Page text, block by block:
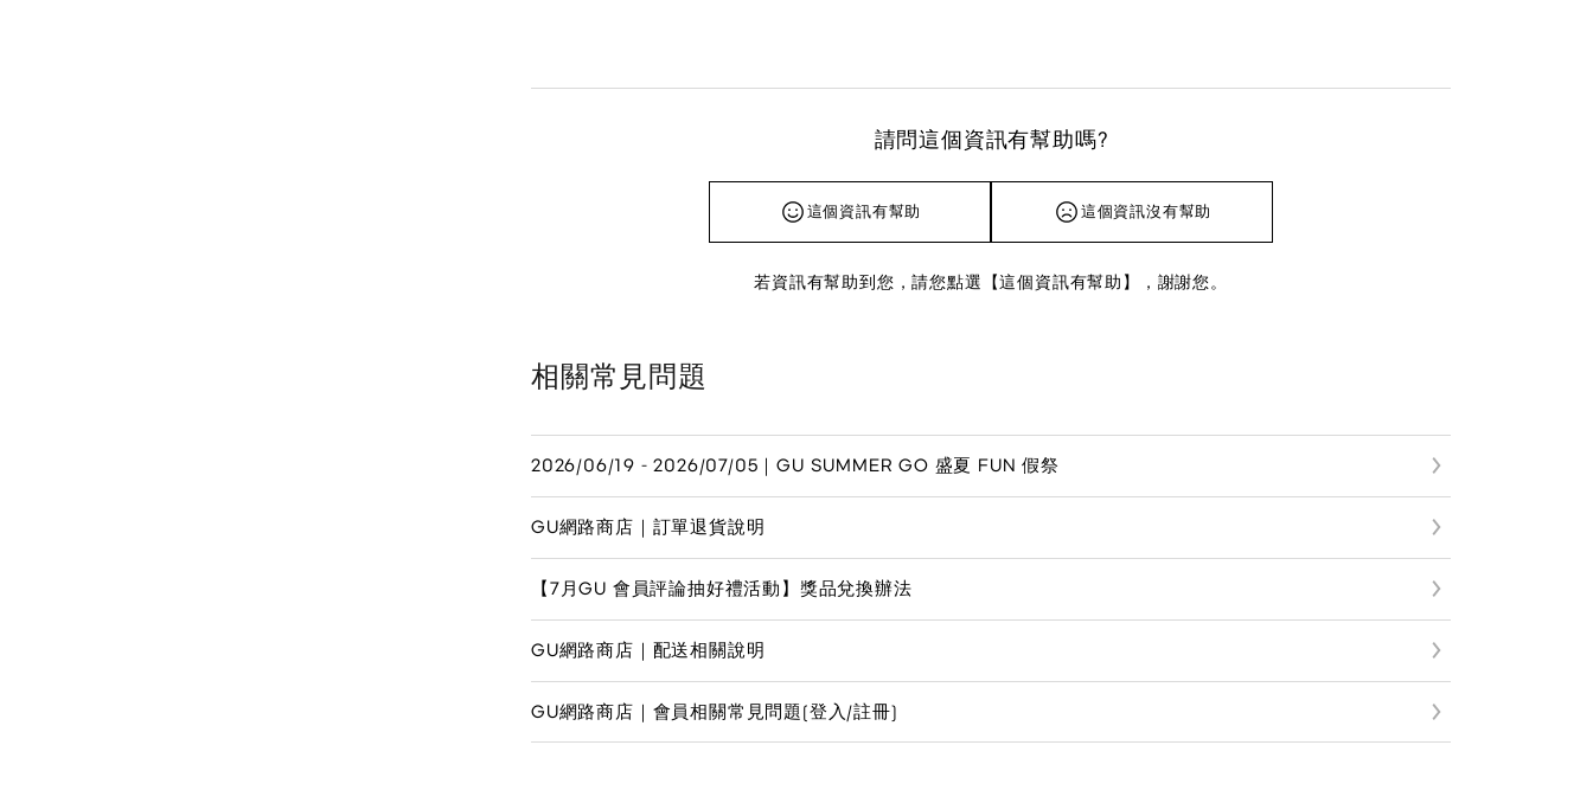
請問這個資訊有幫助嗎?
這個資訊有幫助 這個資訊沒有幫助
若資訊有幫助到您，請您點選【這個資訊有幫助】，謝謝您。
相關常見問題
2026/06/19 - 2026/07/05｜GU SUMMER GO 盛夏 FUN 假祭
GU網路商店｜訂單退貨說明
【7月GU 會員評論抽好禮活動】獎品兌換辦法
GU網路商店｜配送相關說明
GU網路商店｜會員相關常見問題(登入/註冊)